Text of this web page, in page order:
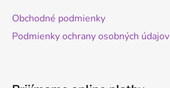
Obchodné podmienky
Podmienky ochrany osobných údajov